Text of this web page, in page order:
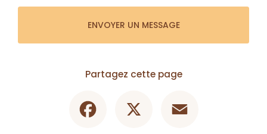
ENVOYER UN MESSAGE
Partagez cette page